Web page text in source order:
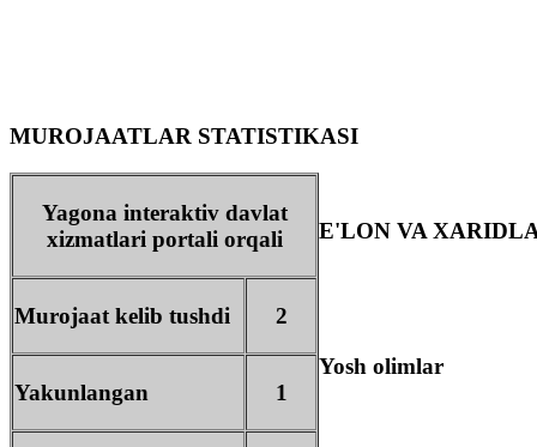
MUROJAATLAR STATISTIKASI
Yagona interaktiv davlat
xizmatlari portali orqali
Murojaat kelib tushdi 2
Yakunlangan 1
E'LON VA
Yosh olimlar